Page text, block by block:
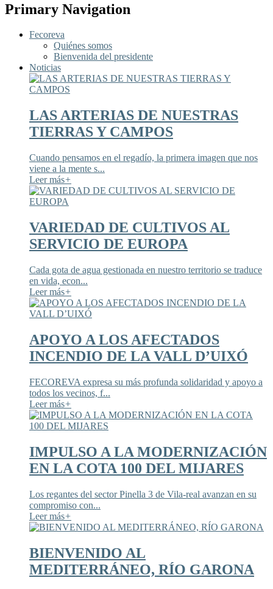
Primary Navigation
Fecoreva
Quiénes somos
Bienvenida del presidente
Noticias
LAS ARTERIAS DE NUESTRAS
TIERRAS Y CAMPOS
Cuando pensamos en el regadío, la primera imagen que nos
viene a la mente s...
Leer más+
VARIEDAD DE CULTIVOS AL
SERVICIO DE EUROPA
Cada gota de agua gestionada en nuestro territorio se traduce
en vida, econ...
Leer más+
APOYO A LOS AFECTADOS
INCENDIO DE LA VALL D’UIXÓ
FECOREVA expresa su más profunda solidaridad y apoyo a
todos los vecinos, f...
Leer más+
IMPULSO A LA MODERNIZACIÓN
EN LA COTA 100 DEL MIJARES
Los regantes del sector Pinella 3 de Vila-real avanzan en su
compromiso con...
Leer más+
BIENVENIDO AL
MEDITERRÁNEO, RÍO GARONA